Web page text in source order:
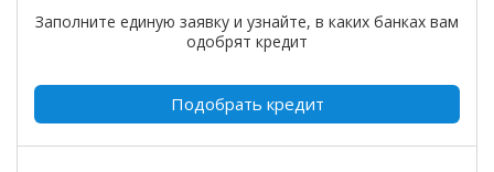
Заполните единую заявку и узнайте, в каких банках вам
одобрят кредит
Подобрать кредит